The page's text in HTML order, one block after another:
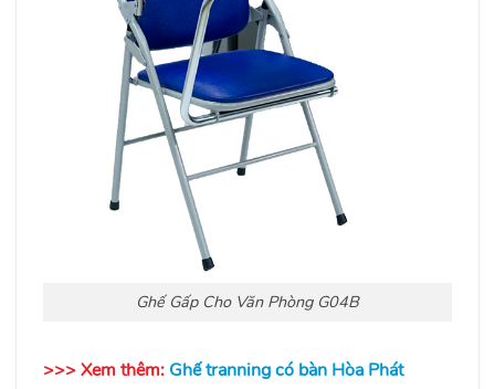
Ghế Gấp Cho Văn Phòng G04B
>>> Xem thêm: Ghế tranning có bàn Hòa Phát